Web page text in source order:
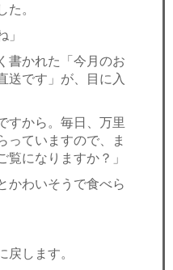
。
」
書かれた「今月のお
送です」が、目に入
すから。毎日、万里
っていますので、ま
になりますか？」
かわいそうで食べら
します。